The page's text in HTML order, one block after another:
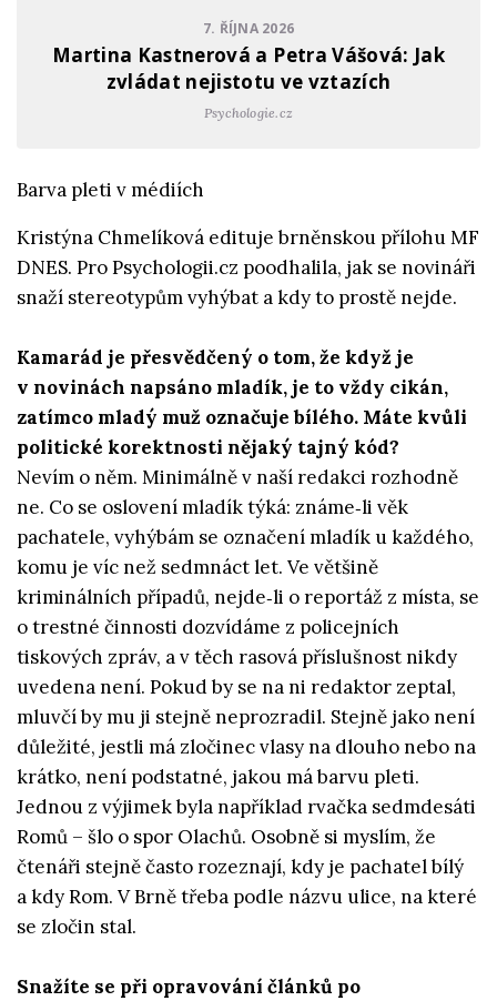
7. ŘÍJNA 2026
Martina Kastnerová a Petra Vášová: Jak
zvládat nejistotu ve vztazích
Psychologie.cz
Barva pleti v médiích
Kristýna Chmelíková edituje brněnskou přílohu MF
DNES. Pro Psychologii.cz poodhalila, jak se novináři
snaží stereotypům vyhýbat a kdy to prostě nejde.
Kamarád je přesvědčený o tom, že když je
v novinách napsáno mladík, je to vždy cikán,
zatímco mladý muž označuje bílého. Máte kvůli
politické korektnosti nějaký tajný kód?
Nevím o něm. Minimálně v naší redakci rozhodně
ne. Co se oslovení mladík týká: známe‑li věk
pachatele, vyhýbám se označení mladík u každého,
komu je víc než sedmnáct let. Ve většině
kriminálních případů, nejde‑li o reportáž z místa, se
o trestné činnosti dozvídáme z policejních
tiskových zpráv, a v těch rasová příslušnost nikdy
uvedena není. Pokud by se na ni redaktor zeptal,
mluvčí by mu ji stejně neprozradil. Stejně jako není
důležité, jestli má zločinec vlasy na dlouho nebo na
krátko, není podstatné, jakou má barvu pleti.
Jednou z výjimek byla například rvačka sedmdesáti
Romů – šlo o spor Olachů. Osobně si myslím, že
čtenáři stejně často rozeznají, kdy je pachatel bílý
a kdy Rom. V Brně třeba podle názvu ulice, na které
se zločin stal.
Snažíte se při opravování článků po